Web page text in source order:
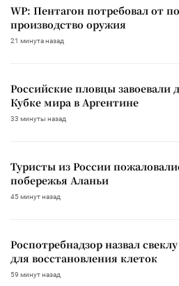
WP: Пентагон потребовал от
производство оружия
21 минута назад
Российские пловцы завоевали
Кубке мира в Аргентине
33 минуты назад
Туристы из России
побережья Аланьи
45 минут назад
Роспотребнадзор назвал
для восстановления клеток
59 минут назад